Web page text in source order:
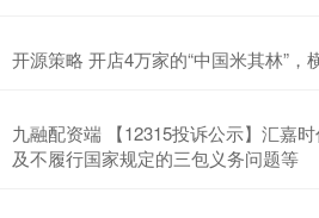
开源策略 开店4万家的“中国米其林”，
九融配资端 【12315投诉公示】汇嘉
及不履行国家规定的三包义务问题等